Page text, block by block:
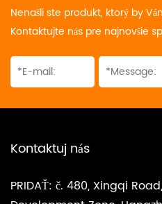
Nenašli ste produkt, ktorý by
Kontaktujte nás pre najnovšie
Kontaktuj nás
PRIDAŤ: č. 480, Xingqi